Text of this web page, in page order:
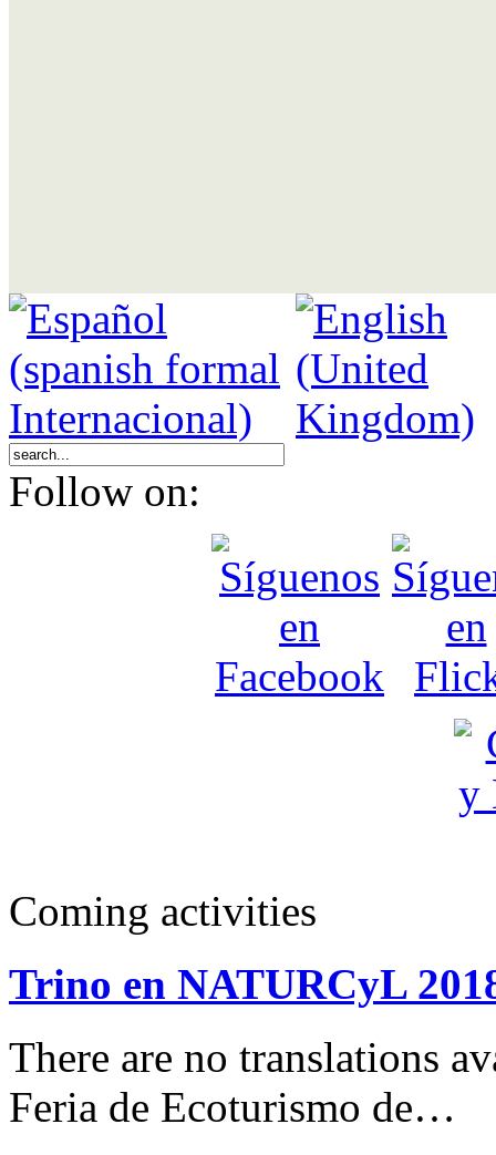
Follow on:
Coming activities
Trino en NATURCyL
There are no translations
Feria de Ecoturismo de…